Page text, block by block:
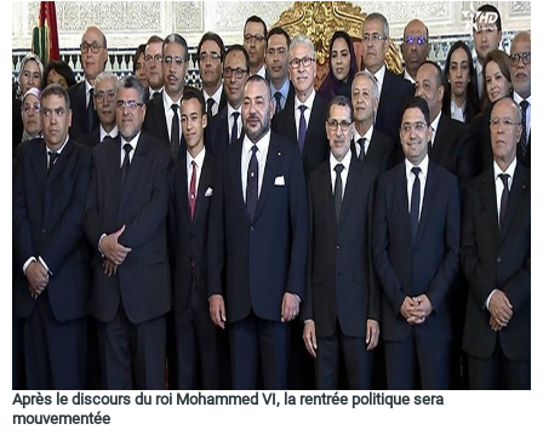
Après le discours du roi Mohammed VI, la rentrée politique sera
mouvementée